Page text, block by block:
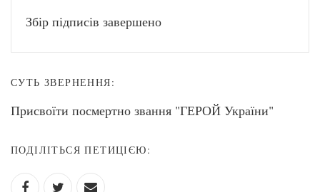
Збір підписів завершено
СУТЬ ЗВЕРНЕННЯ:
Присвоїти посмертно звання "ГЕРОЙ України"
ПОДІЛІТЬСЯ ПЕТИЦІЄЮ: